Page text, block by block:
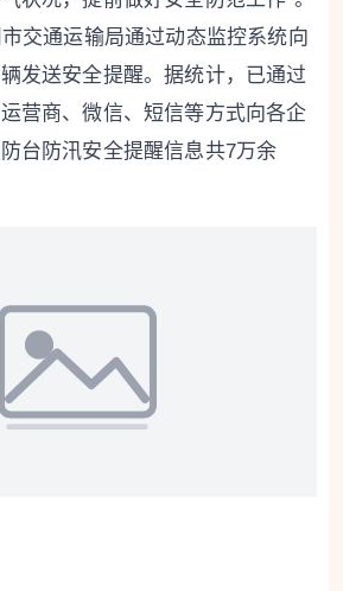
交通运输局通过动态监控系统向
发送安全提醒。据统计，已通过
营商、微信、短信等方式向各企
台防汛安全提醒信息共7万余